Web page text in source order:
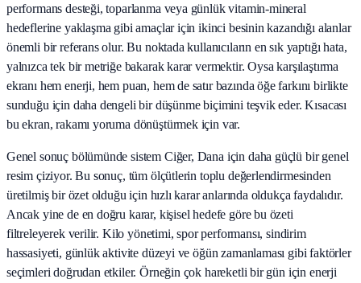
performans desteği, toparlanma veya günlük vitamin-mineral
hedeflerine yaklaşma gibi amaçlar için ikinci besinin kazandığı alanlar
önemli bir referans olur. Bu noktada kullanıcıların en sık yaptığı hata,
yalnızca tek bir metriğe bakarak karar vermektir. Oysa karşılaştırma
ekranı hem enerji, hem puan, hem de satır bazında öğe farkını birlikte
sunduğu için daha dengeli bir düşünme biçimini teşvik eder. Kısacası
bu ekran, rakamı yoruma dönüştürmek için var.
Genel sonuç bölümünde sistem Ciğer, Dana için daha güçlü bir genel
resim çiziyor. Bu sonuç, tüm ölçütlerin toplu değerlendirmesinden
üretilmiş bir özet olduğu için hızlı karar anlarında oldukça faydalıdır.
Ancak yine de en doğru karar, kişisel hedefe göre bu özeti
filtreleyerek verilir. Kilo yönetimi, spor performansı, sindirim
hassasiyeti, günlük aktivite düzeyi ve öğün zamanlaması gibi faktörler
seçimleri doğrudan etkiler. Örneğin çok hareketli bir gün için enerji